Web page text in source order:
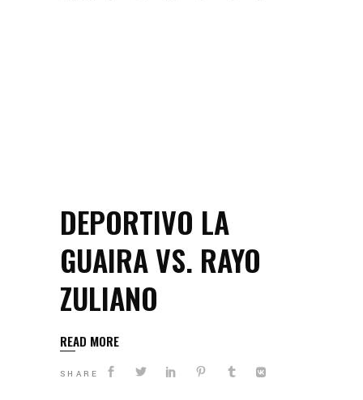
DEPORTIVO LA
GUAIRA VS. RAYO
ZULIANO
READ MORE
SHARE